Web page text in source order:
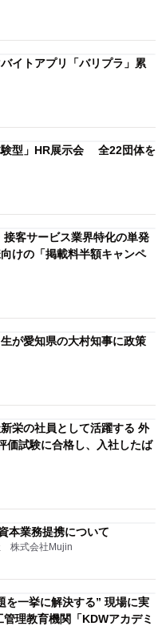
イトアプリ「バリプラ」累
験型」HR展示会 全22団体を
接客サービス業界特化の単発
けの「掲載料半額キャンペ
が愛知県の大村知事に政策
栄の社員として活躍する 外
試験に合格し、入社したば
本業務提携について
株式会社Mujin
を一挙に解決する” 現場に実
理教育機関「KDWアカデミ